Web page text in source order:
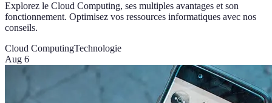
Explorez le Cloud Computing, ses multiples avantages et son
fonctionnement. Optimisez vos ressources informatiques avec nos
conseils.
Cloud ComputingTechnologie
Aug 6